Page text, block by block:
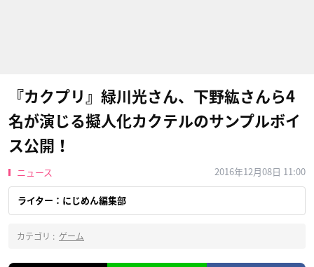
『カクプリ』緑川光さん、下野紘さんら4
名が演じる擬人化カクテルのサンプルボイ
ス公開！
ニュース 2016年12月08日 11:00
ライター：にじめん編集部
カテゴリ : ゲーム